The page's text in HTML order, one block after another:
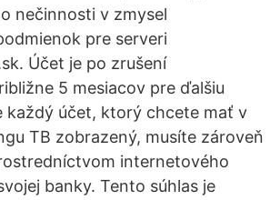
nečinnosti v zmysel
pre serveri
Účet je po zrušení
5 mesiacov pre ďalšiu
každý účet, ktorý chcete mať v
TB zobrazený, musíte zároveň
internetového
banky. Tento súhlas je